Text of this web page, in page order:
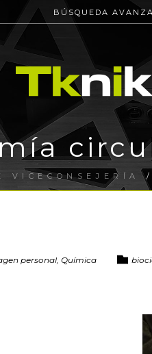
BÚSQUEDA
VICECONSEJERÍA /
personal, Química